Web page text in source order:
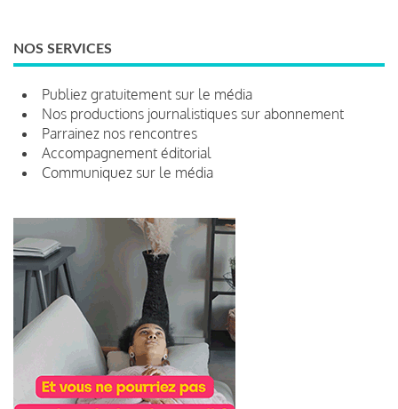
NOS SERVICES
Publiez gratuitement sur le média
Nos productions journalistiques sur abonnement
Parrainez nos rencontres
Accompagnement éditorial
Communiquez sur le média